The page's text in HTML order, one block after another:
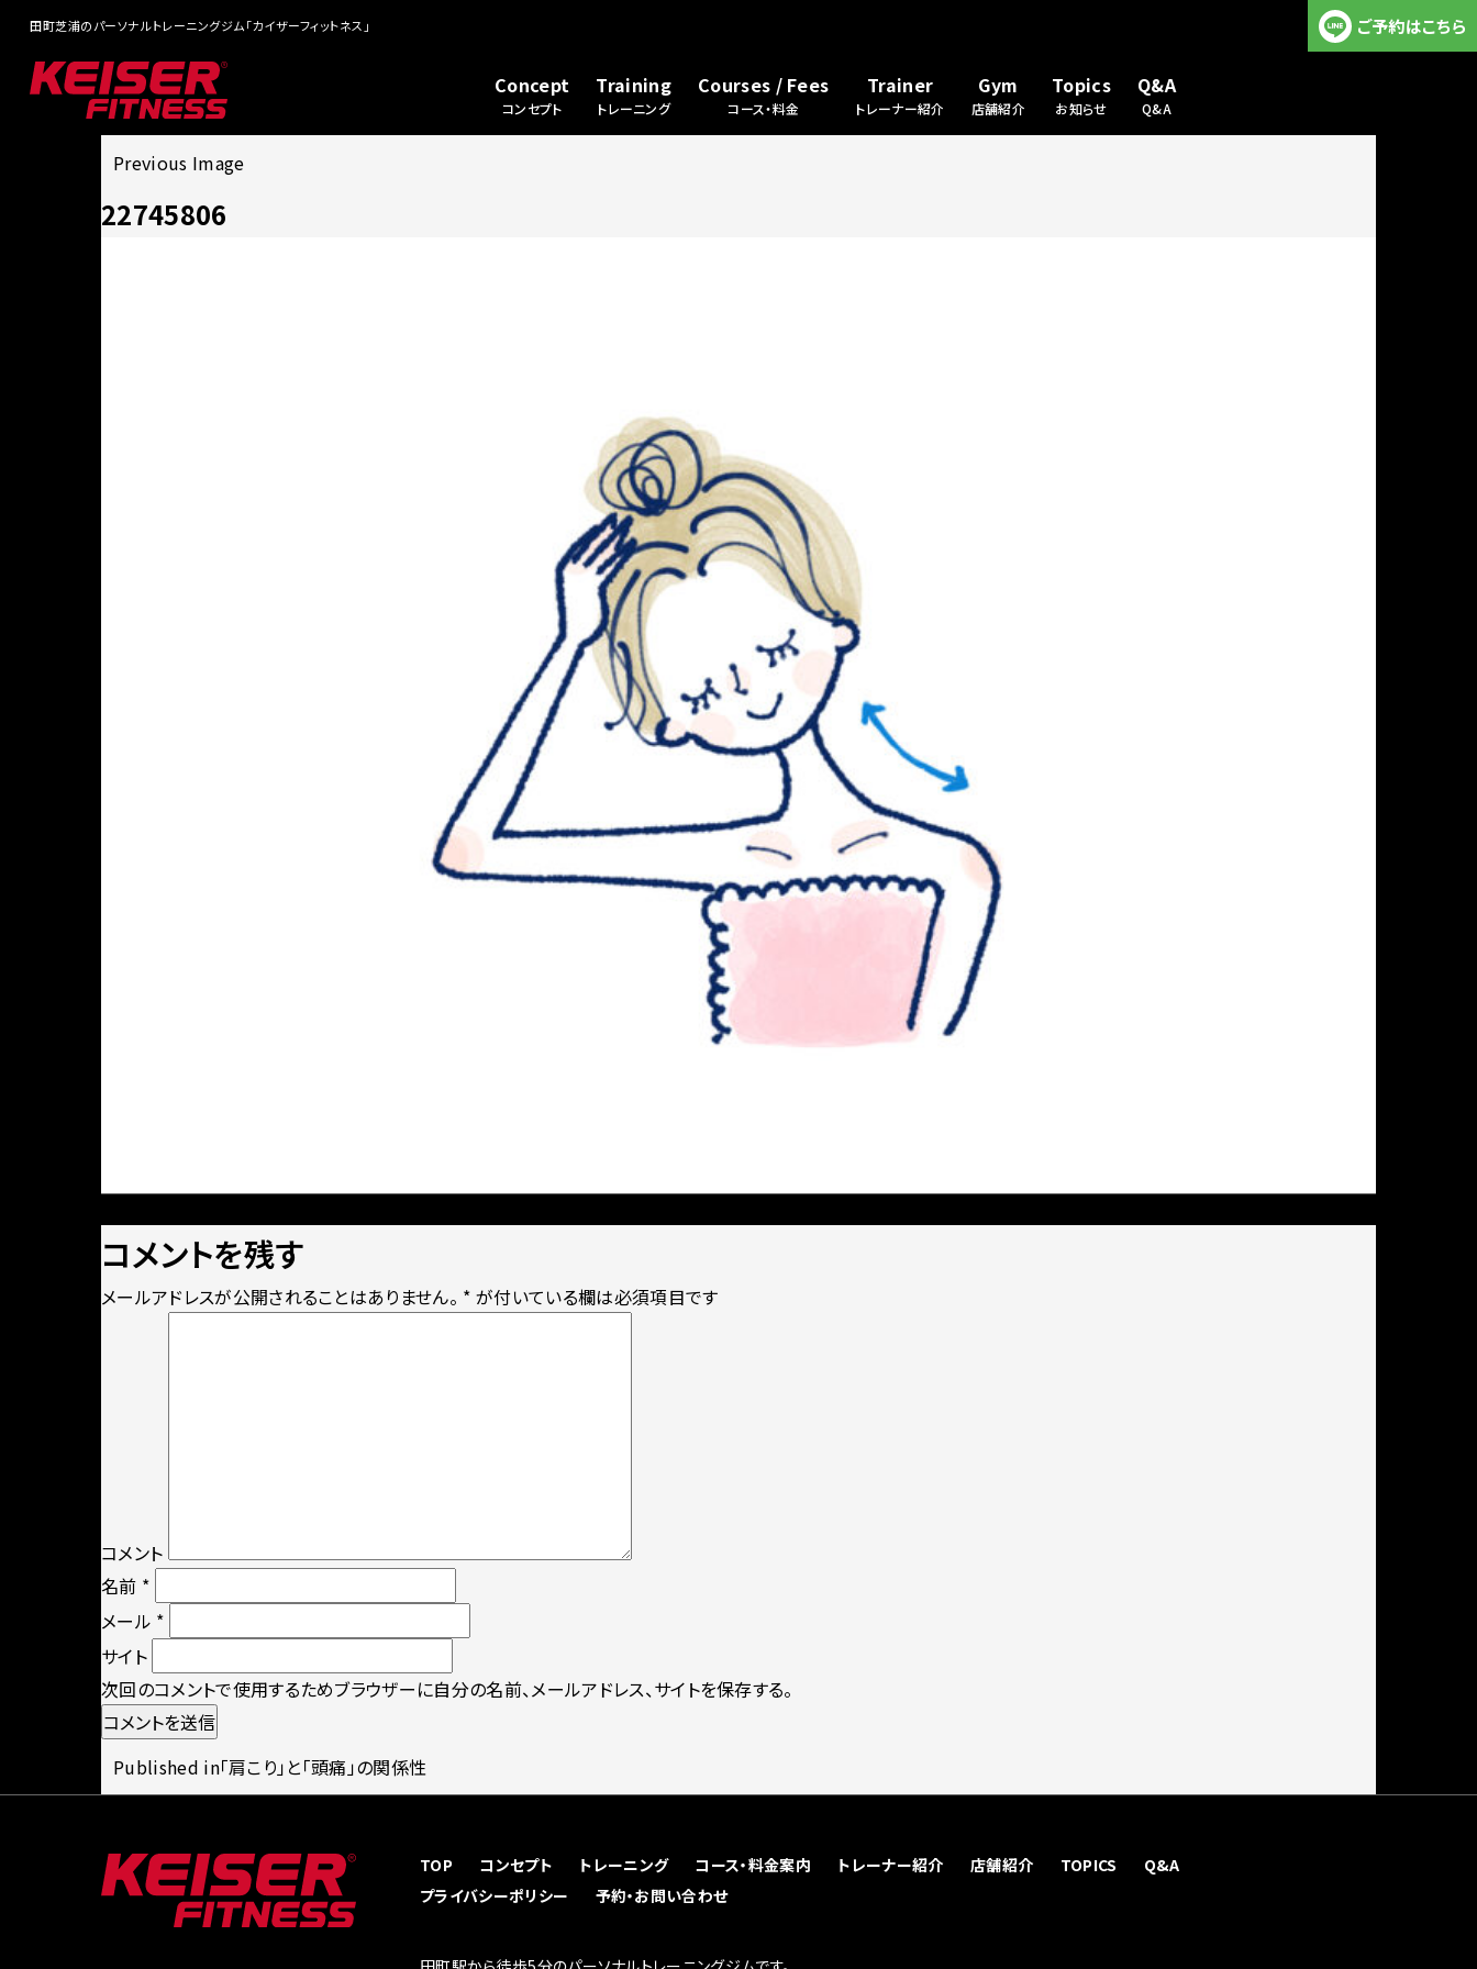
田町芝浦のパーソナルトレーニングジム「カイザーフィットネス」
Concept
コンセプト
Training
トレーニング
Courses / Fees
コース・料金
Trainer
トレーナー紹介
Gym
店舗紹介
Topics
お知らせ
Q&A
Q&A
ご予約はこちら
Previous Image
22745806
on
size
コメントを残す
メールアドレスが公開されることはありません。 * が付いている欄は必須項目です
コメント
名前 *
メール *
サイト
次回のコメントで使用するためブラウザーに自分の名前、メールアドレス、サイトを保存する。
投
稿
Published in「肩こり」と「頭痛」の関係性
TOP コンセプト トレーニング コース・料金案内 トレーナー紹介 店舗紹介 TOPICS
Q&A
プライバシーポリシー
予約・お問い合わせ